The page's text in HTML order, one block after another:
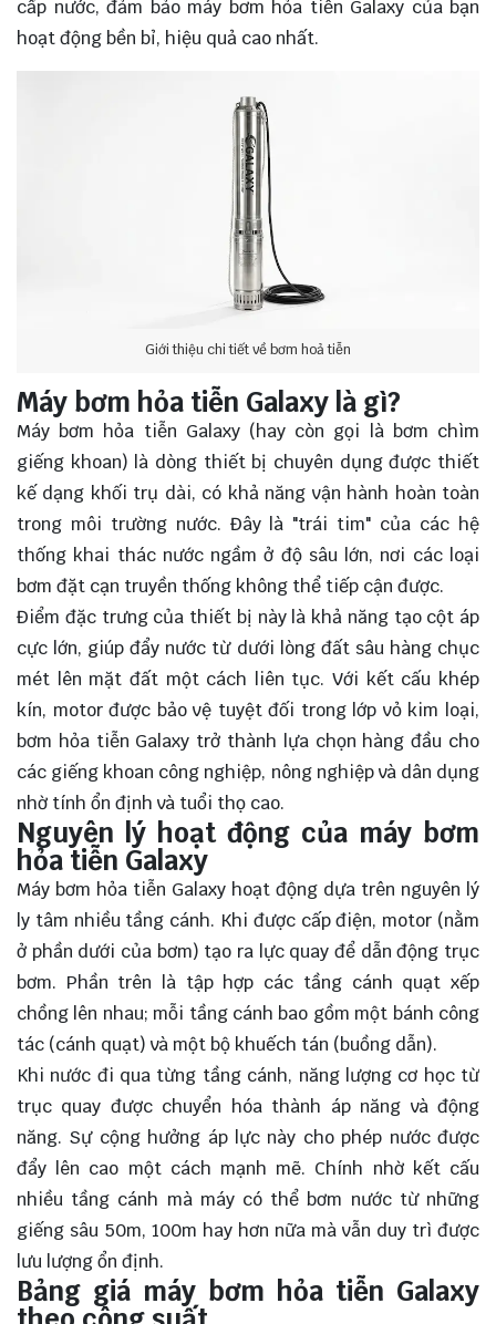
cấp nước, đảm bảo máy bơm hỏa tiễn Galaxy của bạn
hoạt động bền bỉ, hiệu quả cao nhất.
Giới thiệu chi tiết về bơm hoả tiễn
Máy bơm hỏa tiễn Galaxy là gì?
Máy bơm hỏa tiễn Galaxy (hay còn gọi là bơm chìm
giếng khoan) là dòng thiết bị chuyên dụng được thiết
kế dạng khối trụ dài, có khả năng vận hành hoàn toàn
trong môi trường nước. Đây là "trái tim" của các hệ
thống khai thác nước ngầm ở độ sâu lớn, nơi các loại
bơm đặt cạn truyền thống không thể tiếp cận được.
Điểm đặc trưng của thiết bị này là khả năng tạo cột áp
cực lớn, giúp đẩy nước từ dưới lòng đất sâu hàng chục
mét lên mặt đất một cách liên tục. Với kết cấu khép
kín, motor được bảo vệ tuyệt đối trong lớp vỏ kim loại,
bơm hỏa tiễn Galaxy trở thành lựa chọn hàng đầu cho
các giếng khoan công nghiệp, nông nghiệp và dân dụng
nhờ tính ổn định và tuổi thọ cao.
Nguyên lý hoạt động của máy bơm
hỏa tiễn Galaxy
Máy bơm hỏa tiễn Galaxy hoạt động dựa trên nguyên lý
ly tâm nhiều tầng cánh. Khi được cấp điện, motor (nằm
ở phần dưới của bơm) tạo ra lực quay để dẫn động trục
bơm. Phần trên là tập hợp các tầng cánh quạt xếp
chồng lên nhau; mỗi tầng cánh bao gồm một bánh công
tác (cánh quạt) và một bộ khuếch tán (buồng dẫn).
Khi nước đi qua từng tầng cánh, năng lượng cơ học từ
trục quay được chuyển hóa thành áp năng và động
năng. Sự cộng hưởng áp lực này cho phép nước được
đẩy lên cao một cách mạnh mẽ. Chính nhờ kết cấu
nhiều tầng cánh mà máy có thể bơm nước từ những
giếng sâu 50m, 100m hay hơn nữa mà vẫn duy trì được
lưu lượng ổn định.
Bảng giá máy bơm hỏa tiễn Galaxy